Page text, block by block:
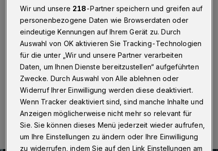
Wuppertal
Der Damenchor Cronenberg (DCC) sucht
Verstärkung – egal ob Sopran oder Alt. Die Proben
finden jeden Freitag von 19.15 bis 21.30 Uhr in der
Kantine der „Lebenshilfe“ an der Cronenberger
Hauptstraße 139 statt.
09.03.2020 , 08:30 Uhr Eine Minute Lesezeit
Wir und unsere 218-Partner speichern und greifen auf
personenbezogene Daten wie Browserdaten oder
eindeutige Kennungen auf Ihrem Gerät zu. Durch
Auswahl von OK aktivieren Sie Tracking-Technologien
für die unter „Wir und unsere Partner verarbeiten
Daten, um Ihnen Dienste bereitzustellen“ aufgeführten
Zwecke. Durch Auswahl von Alle ablehnen oder
Widerruf Ihrer Einwilligung werden diese deaktiviert.
Wenn Tracker deaktiviert sind, sind manche Inhalte und
Anzeigen möglicherweise nicht mehr so relevant für
Sie. Sie können dieses Menü jederzeit wieder aufrufen,
um Ihre Einstellungen zu ändern oder Ihre Einwilligung
zu widerrufen, indem Sie auf den Link Einstellungen am